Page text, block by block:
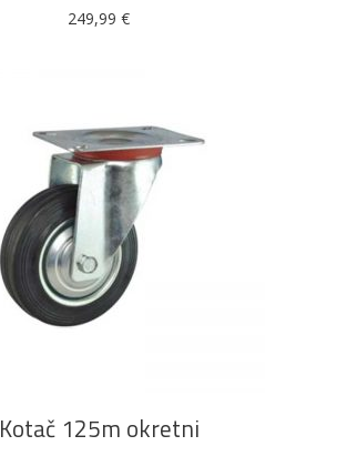
249,99 €
DODAJ U KOŠARICU
Kotač 125m okretni